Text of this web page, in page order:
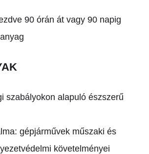
90 órán át vagy 90 napig
szabályokon alapuló észszerű
gépjárművek műszaki és
követelményei